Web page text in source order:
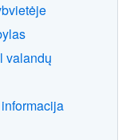
valandų